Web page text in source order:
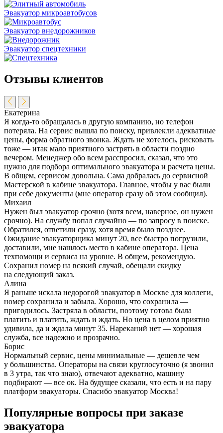
Эвакуатор микроавтобусов
Эвакуатор внедорожников
Эвакуатор спецтехники
Отзывы клиентов
Екатерина
Я когда-то обращалась в другую компанию, но телефон
потеряла. На сервис вышла по поиску, привлекли адекватные
цены, форма обратного звонка. Ждать не хотелось, рисковать
тоже — итак мало приятного застрять в области поздно
вечером. Менеджер обо всем расспросил, сказал, что это
нужно для подбора оптимального эвакуатора и расчета цены.
В общем, сервисом довольна. Сама добралась до сервисной
Мастерской в кабине эвакуатора. Главное, чтобы у вас были
при себе документы (мне оператор сразу об этом сообщил).
Михаил
Нужен был эвакуатор срочно (хотя всем, наверное, он нужен
срочно). На службу попал случайно — по запросу в поиске.
Обратился, ответили сразу, хотя время было позднее.
Ожидание эвакуаторщика минут 20, все быстро погрузили,
доставили, мне нашлось место в кабине оператора. Цена
техпомощи и сервиса на уровне. В общем, рекомендую.
Сохранил номер на всякий случай, обещали скидку
на следующий заказ.
Алина
Я раньше искала недорогой эвакуатор в Москве для коллеги,
номер сохранила и забыла. Хорошо, что сохранила —
пригодилось. Застряла в области, поэтому готова была
платить и платить, ждать и ждать. Но цена в целом приятно
удивила, да и ждала минут 35. Нареканий нет — хорошая
служба, все надежно и прозрачно.
Борис
Нормальный сервис, цены минимальные — дешевле чем
у большинства. Операторы на связи круглосуточно (я звонил
в 3 утра, так что знаю), отвечают адекватно, машину
подбирают — все ок. На будущее сказали, что есть и на пару
платформ эвакуаторы. Спасибо эвакуатор Москва!
Популярные вопросы при заказе
эвакуатора